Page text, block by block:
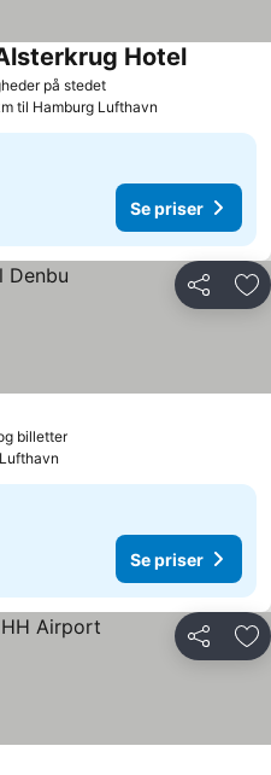
på stedet
Hotel
til Hamburg Lufthavn
Se priser
Del
billetter
Se priser
Del